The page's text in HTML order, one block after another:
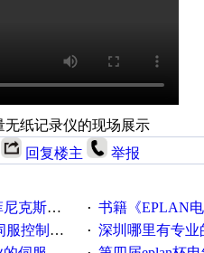
无纸记录仪的现场展示
回复楼主 举报
讨会即得 · 书籍《EPLAN
的懂，学得快！ · 深圳哪里有专业